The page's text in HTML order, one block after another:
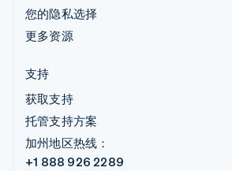
您的隐私选择
更多资源
支持
获取支持
托管支持方案
加州地区热线：
+1 888 926 2289